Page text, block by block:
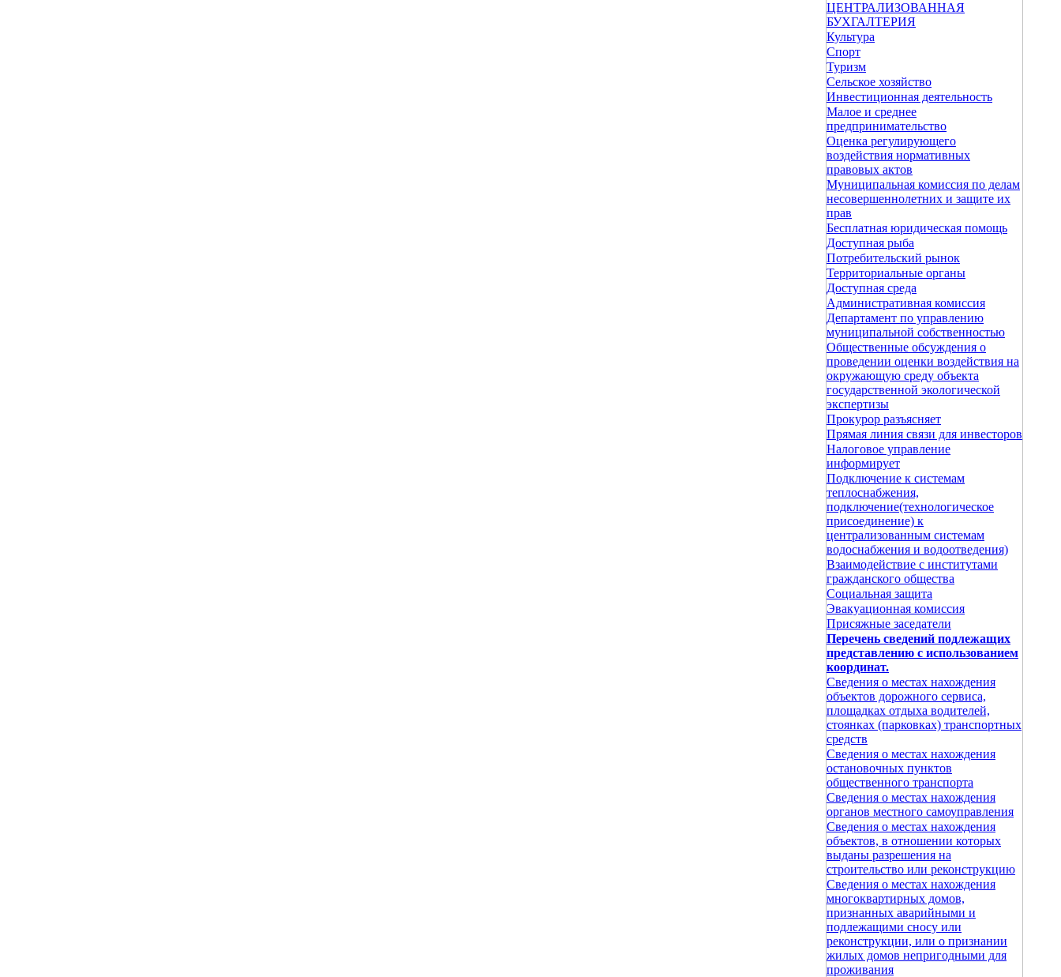
ЦЕНТРАЛИЗОВАННАЯ
БУХГАЛТЕРИЯ
Культура
Спорт
Туризм
Сельское хозяйство
Инвестиционная деятельность
Малое и среднее
предпринимательство
Оценка регулирующего
воздействия нормативных
правовых актов
Муниципальная комиссия по делам
несовершеннолетних и защите их
прав
Бесплатная юридическая помощь
Доступная рыба
Потребительский рынок
Территориальные органы
Доступная среда
Административная комиссия
Департамент по управлению
муниципальной собственностью
Общественные обсуждения о
проведении оценки воздействия на
окружающую среду объекта
государственной экологической
экспертизы
Прокурор разъясняет
Прямая линия связи для инвесторов
Налоговое управление
информирует
Подключение к системам
теплоснабжения,
подключение(технологическое
присоединение) к
централизованным системам
водоснабжения и водоотведения)
Взаимодействие с институтами
гражданского общества
Социальная защита
Эвакуационная комиссия
Присяжные заседатели
Перечень сведений подлежащих
представлению с использованием
координат.
Сведения о местах нахождения
объектов дорожного сервиса,
площадках отдыха водителей,
стоянках (парковках) транспортных
средств
Сведения о местах нахождения
остановочных пунктов
общественного транспорта
Сведения о местах нахождения
органов местного самоуправления
Сведения о местах нахождения
объектов, в отношении которых
выданы разрешения на
строительство или реконструкцию
Сведения о местах нахождения
многоквартирных домов,
признанных аварийными и
подлежащими сносу или
реконструкции, или о признании
жилых домов непригодными для
проживания